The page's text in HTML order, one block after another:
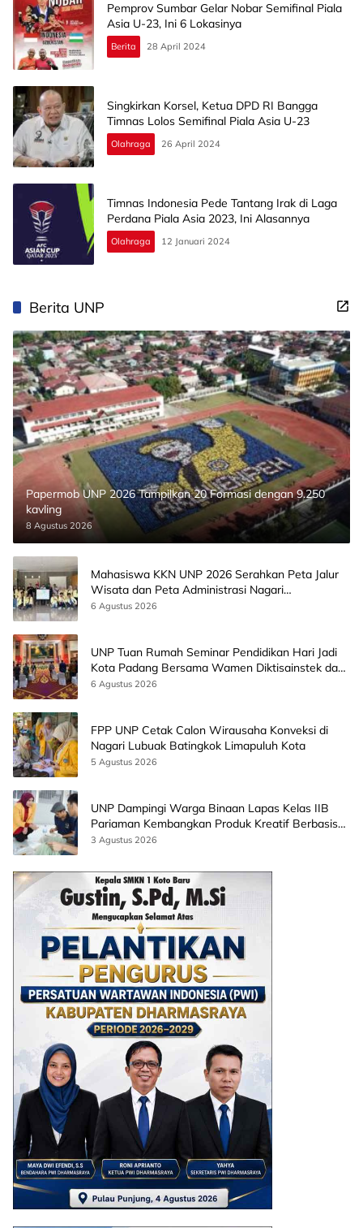
Pemprov Sumbar Gelar Nobar Semifinal Piala
Asia U-23, Ini 6 Lokasinya
Berita 28 April 2024
Singkirkan Korsel, Ketua DPD RI Bangga
Timnas Lolos Semifinal Piala Asia U-23
Olahraga 26 April 2024
Timnas Indonesia Pede Tantang Irak di Laga
Perdana Piala Asia 2023, Ini Alasannya
Olahraga 12 Januari 2024
Berita UNP
Papermob UNP 2026 Tampilkan 20 Formasi dengan 9.250
kavling
8 Agustus 2026
Mahasiswa KKN UNP 2026 Serahkan Peta Jalur
Wisata dan Peta Administrasi Nagari
Paninggahan
6 Agustus 2026
UNP Tuan Rumah Seminar Pendidikan Hari Jadi
Kota Padang Bersama Wamen Diktisainstek dan
CEO EMGS Malaysia
6 Agustus 2026
FPP UNP Cetak Calon Wirausaha Konveksi di
Nagari Lubuak Batingkok Limapuluh Kota
5 Agustus 2026
UNP Dampingi Warga Binaan Lapas Kelas IIB
Pariaman Kembangkan Produk Kreatif Berbasis
AI
3 Agustus 2026